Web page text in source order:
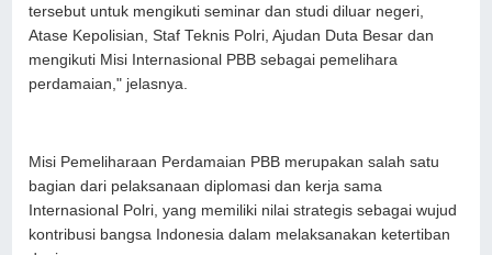
tersebut untuk mengikuti seminar dan studi diluar negeri,
Atase Kepolisian, Staf Teknis Polri, Ajudan Duta Besar dan
mengikuti Misi Internasional PBB sebagai pemelihara
perdamaian," jelasnya.
Misi Pemeliharaan Perdamaian PBB merupakan salah satu
bagian dari pelaksanaan diplomasi dan kerja sama
Internasional Polri, yang memiliki nilai strategis sebagai wujud
kontribusi bangsa Indonesia dalam melaksanakan ketertiban